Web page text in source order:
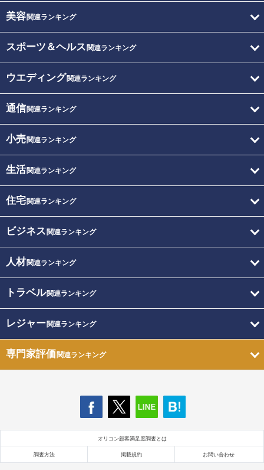
美容関連ランキング
スポーツ＆ヘルス 関連ランキング
ウエディング関連ランキング
通信関連ランキング
小売関連ランキング
生活関連ランキング
住宅関連ランキング
ビジネス 関連ランキング
人材関連ランキング
トラベル関連ランキング
レジャー関連ランキング
専門家評価関連ランキング
オリコン顧客満足度調査とは
調査方法 掲載規約 お問い合わせ